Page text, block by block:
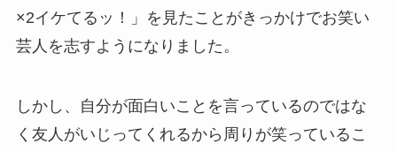
×2イケてるッ！」を見たことがきっかけでお笑い
芸人を志すようになりました。
しかし、自分が面白いことを言っているのではな
く友人がいじってくれるから周りが笑っているこ